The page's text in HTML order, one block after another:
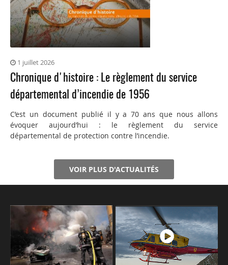
1 juillet 2026
Chronique d'histoire : Le règlement du service
départemental d’incendie de 1956
C’est un document publié il y a 70 ans que nous allons
évoquer aujourd’hui : le règlement du service
départemental de protection contre l’incendie.
VOIR PLUS D'ACTUALITÉS